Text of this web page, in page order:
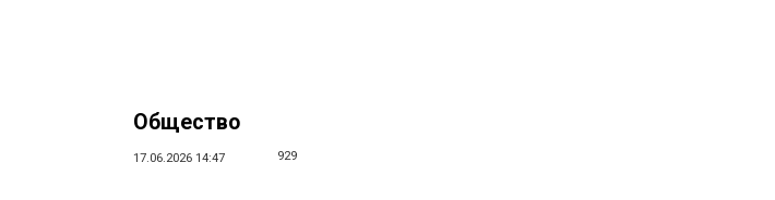
Общество
17.06.2026 14:47 929